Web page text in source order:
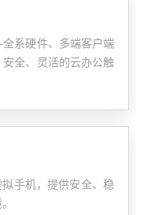
系硬件、多端客户端
全、灵活的云办公触
手机，提供安全、稳